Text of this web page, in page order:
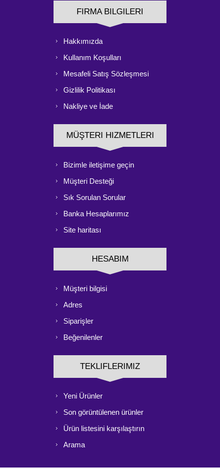
FIRMA BILGILERI
Hakkımızda
Kullanım Koşulları
Mesafeli Satış Sözleşmesi
Gizlilik Politikası
Nakliye ve İade
MÜŞTERI HIZMETLERI
Bizimle iletişime geçin
Müşteri Desteği
Sık Sorulan Sorular
Banka Hesaplarımız
Site haritası
HESABIM
Müşteri bilgisi
Adres
Siparişler
Beğenilenler
TEKLIFLERIMIZ
Yeni Ürünler
Son görüntülenen ürünler
Ürün listesini karşılaştırın
Arama